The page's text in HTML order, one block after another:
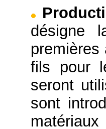
désigne
premières
fils pour
seront
sont